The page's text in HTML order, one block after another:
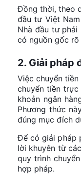
Đồng thời, theo
đầu tư Việt
Nhà đầu tư
có nguồn gốc rõ
2. Giải pháp
Việc chuyển
chuyển tiền
khoản ngân
Phương thức
đúng mục đích
Để có giải pháp
lời khuyên từ
quy trình
hợp pháp.